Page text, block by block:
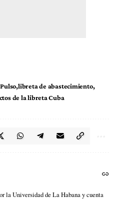
libreta de abastecimiento
de la libreta Cuba
la Universidad de La Habana y cuenta